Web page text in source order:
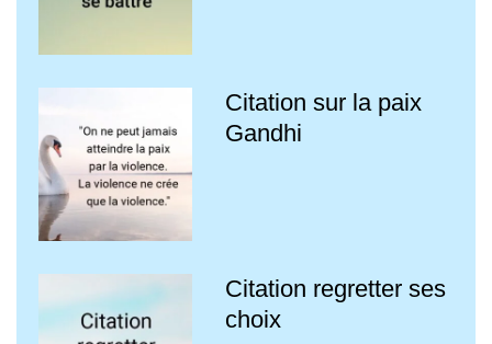
Citation sur la paix
Gandhi
Citation regretter ses
choix